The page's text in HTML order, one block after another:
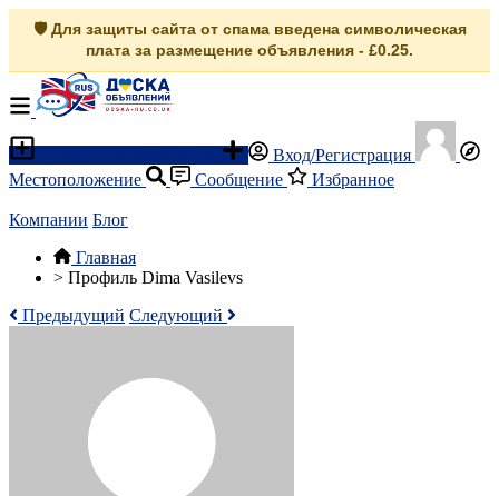
🛡️ Для защиты сайта от спама введена символическая
плата за размещение объявления - £0.25.
Вход/Регистрация
Местоположение
Сообщение Избранное
Компании Блог
Главная
> Профиль Dima Vasilevs
Предыдущий Следующий